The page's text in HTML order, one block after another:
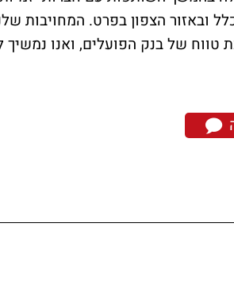
ובאזור הצפון בפרט. המחויבות
טווח של בנק הפועלים, ואנו נמשיך